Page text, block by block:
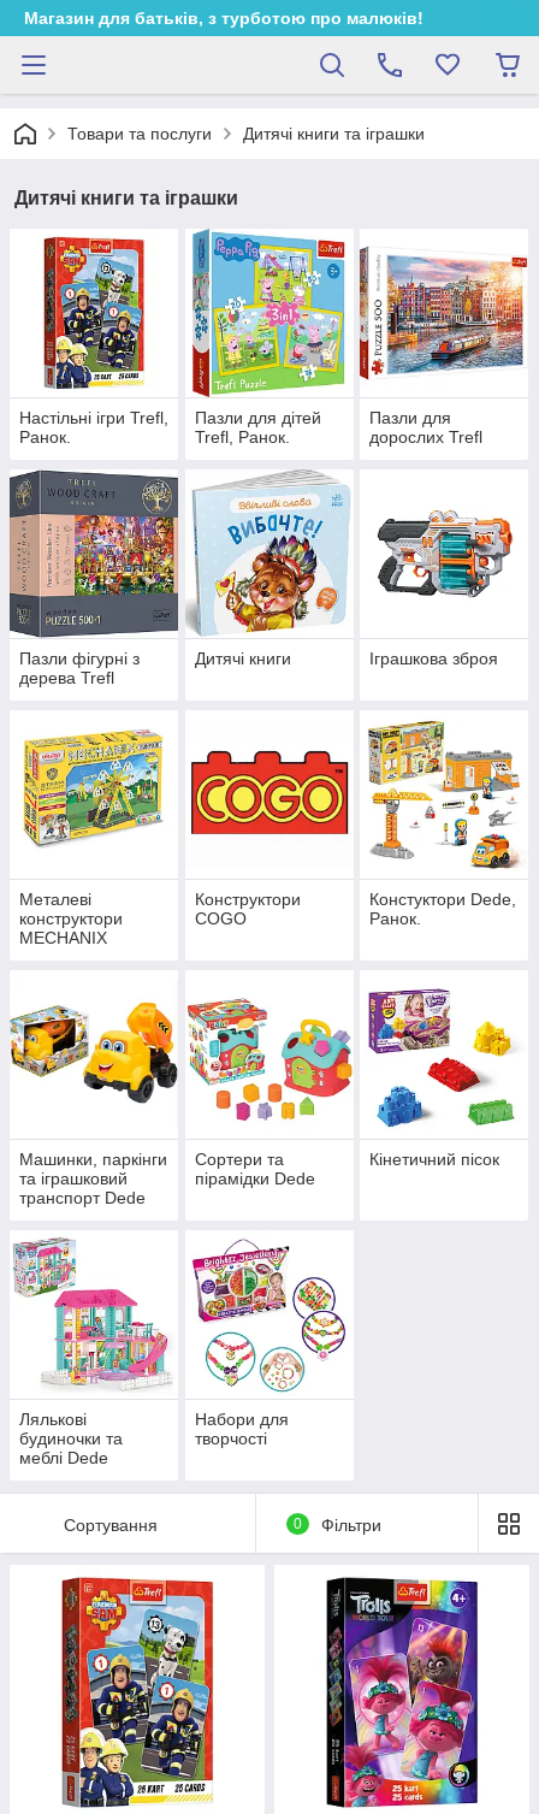
Магазин для батьків, з турботою про малюків!
Товари та послуги Дитячі книги та іграшки
Дитячі книги та іграшки
Настільні ігри Trefl,
Ранок.
Пазли для дітей
Trefl, Ранок.
Пазли для
дорослих Trefl
Пазли фігурні з
дерева Trefl
Дитячі книги Іграшкова зброя
Металеві
конструктори
MECHANIX
Конструктори
COGO
Констуктори Dede,
Ранок.
Машинки, паркінги
та іграшковий
транспорт Dede
Сортери та
пірамідки Dede
Кінетичний пісок
Лялькові
будиночки та
меблі Dede
Набори для
творчості
Сортування 0 Фільтри